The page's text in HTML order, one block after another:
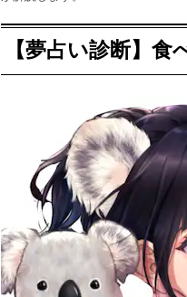
【夢占い診断】